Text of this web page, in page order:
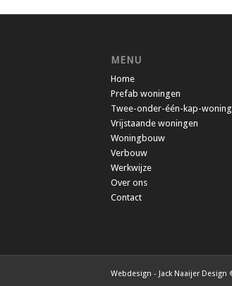
MENU
Home
Prefab woningen
Twee-onder-één-kap-
Vrijstaande woningen
Woningbouw
Verbouw
Werkwijze
Over ons
Contact
Webdesign - Jack Naaijer Design